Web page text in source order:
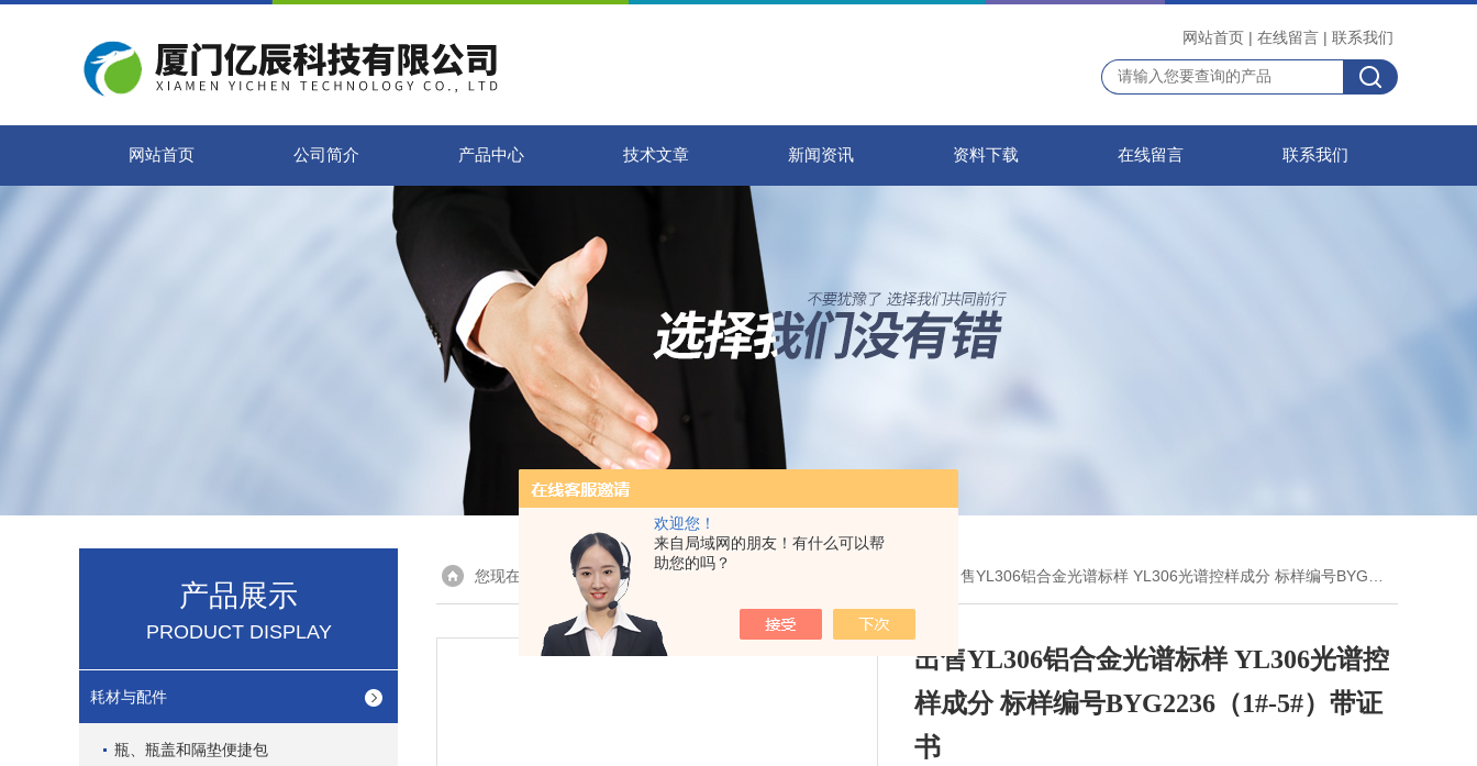
欢迎您！
来自局域网的朋友！有什么可以帮
助您的吗？
网站首页 | 在线留言 | 联系我们
网站首页 公司简介 产品中心 技术文章 新闻资讯 资料下载 在线留言 联系我们
产品展示
PRODUCT DISPLAY
耗材与配件
瓶、瓶盖和隔垫便捷包
您现在的位置：首页> 产品展示 > 耗材与配件 > 出售YL306铝合金光谱标样 YL306光谱控样成分 标样编号BYG2236（1#-5#）带证书
出售YL306铝合金光谱标样 YL306光谱控
样成分 标样编号BYG2236（1#-5#）带证
书